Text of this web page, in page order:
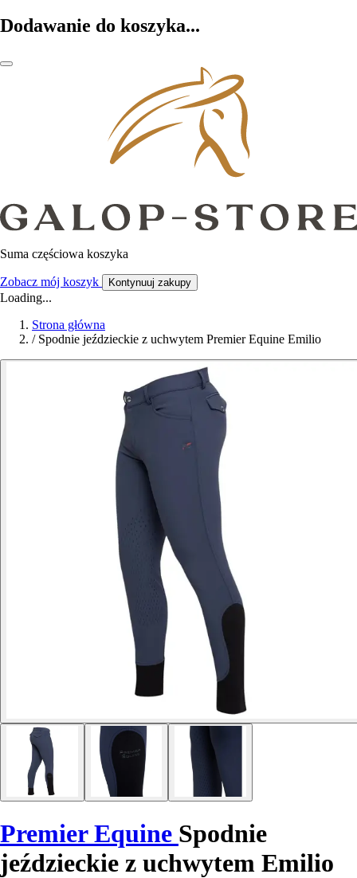
Dodawanie do koszyka...
Suma częściowa koszyka
Zobacz mój koszyk Kontynuuj zakupy
Loading...
Strona główna
/ Spodnie jeździeckie z uchwytem Premier Equine Emilio
Premier Equine Spodnie
jeździeckie z uchwytem Emilio